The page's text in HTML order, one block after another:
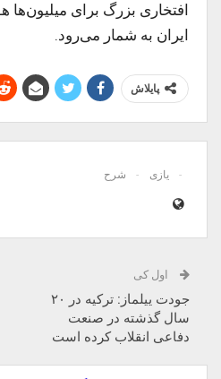
افتخاری بزرگ برای میلیون‌ها
ایران به شمار می‌رود.
پایلاش
یازی شرح
اول کی
جودت ییلماز: ترکیه در ۲۰
سال گذشته در صنعت
دفاعی انقلاب کرده است